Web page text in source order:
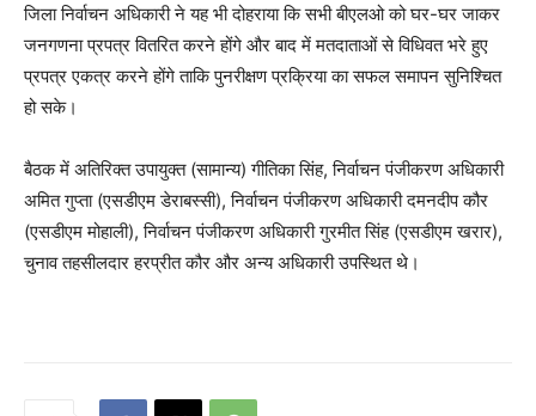
जिला निर्वाचन अधिकारी ने यह भी दोहराया कि सभी बीएलओ को घर-घर जाकर
जनगणना प्रपत्र वितरित करने होंगे और बाद में मतदाताओं से विधिवत भरे हुए
प्रपत्र एकत्र करने होंगे ताकि पुनरीक्षण प्रक्रिया का सफल समापन सुनिश्चित
हो सके।
बैठक में अतिरिक्त उपायुक्त (सामान्य) गीतिका सिंह, निर्वाचन पंजीकरण अधिकारी
अमित गुप्ता (एसडीएम डेराबस्सी), निर्वाचन पंजीकरण अधिकारी दमनदीप कौर
(एसडीएम मोहाली), निर्वाचन पंजीकरण अधिकारी गुरमीत सिंह (एसडीएम खरार),
चुनाव तहसीलदार हरप्रीत कौर और अन्य अधिकारी उपस्थित थे।